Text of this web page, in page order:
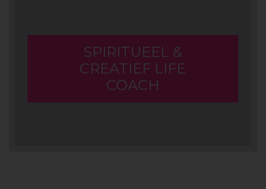
SPIRITUEEL &
CREATIEF LIFE
COACH